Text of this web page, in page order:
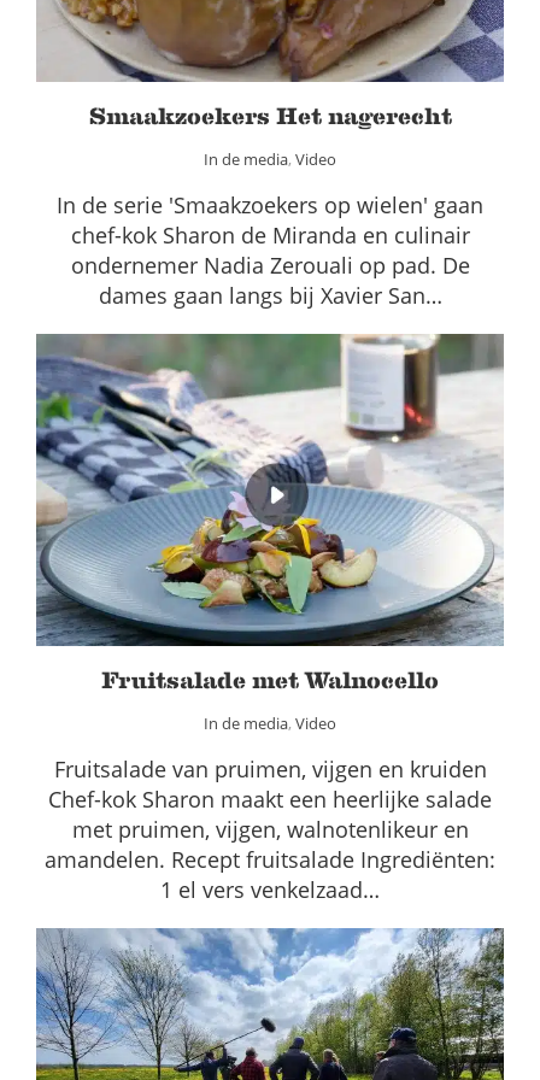
Smaakzoekers Het nagerecht
In de media, Video
In de serie 'Smaakzoekers op wielen' gaan
chef-kok Sharon de Miranda en culinair
ondernemer Nadia Zerouali op pad. De
dames gaan langs bij Xavier San…
Fruitsalade met Walnocello
In de media Video
Fruitsalade met Walnocello
In de media, Video
Fruitsalade van pruimen, vijgen en kruiden
Chef-kok Sharon maakt een heerlijke salade
met pruimen, vijgen, walnotenlikeur en
amandelen. Recept fruitsalade Ingrediënten:
1 el vers venkelzaad…
Verslagen veldexcursies agroforestry